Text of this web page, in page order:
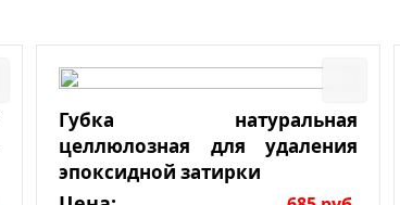
Губка натуральная
целлюлозная для удаления
эпоксидной затирки